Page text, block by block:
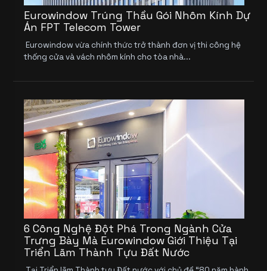
Eurowindow Trúng Thầu Gói Nhôm Kính Dự
Án FPT Telecom Tower
Eurowindow vừa chính thức trở thành đơn vị thi công hệ
thống cửa và vách nhôm kính cho tòa nhà...
6 Công Nghệ Đột Phá Trong Ngành Cửa
Trưng Bày Mà Eurowindow Giới Thiệu Tại
Triển Lãm Thành Tựu Đất Nước